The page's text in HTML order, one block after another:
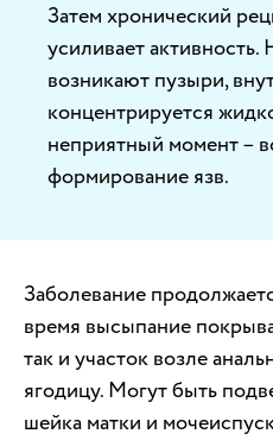
Затем хронический
усиливает
возникают пузыри,
концентрируется
неприятный момент –
формирование язв.
Заболевание
время высыпание
так и участок возле
ягодицу. Могут быть
шейка матки и